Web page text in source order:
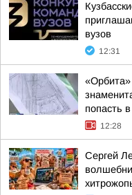
вузов
12:31
«Орбита»
попасть
12:28
Сергей